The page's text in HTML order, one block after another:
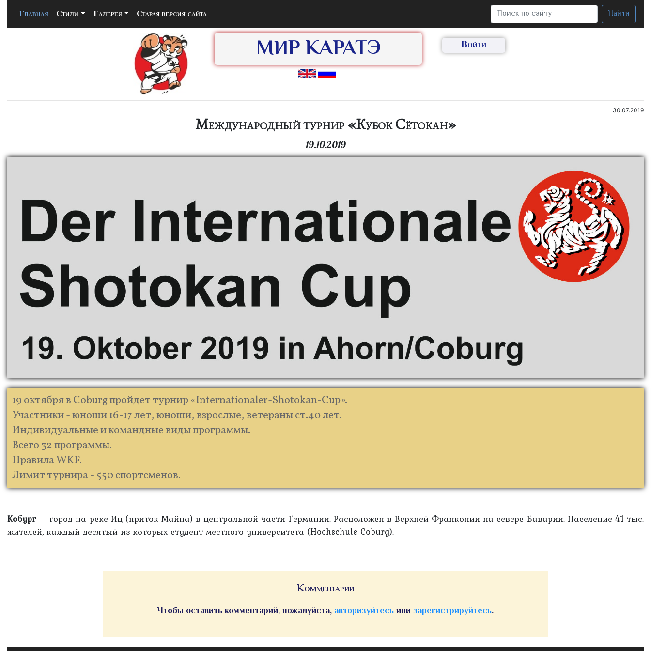
Главная (current)
Стили Галерея Старая версия сайта Найти
МИР КАРАТЭ Войти
30.07.2019
Международный турнир «Кубок Сётокан»
19.10.2019
19 октября в Coburg пройдет турнир «Internationaler-Shotokan-Cup».
Участники - юноши 16-17 лет, юноши, взрослые, ветераны ст.40 лет.
Индивидуальные и командные виды программы.
Всего 32 программы.
Правила WKF.
Лимит турнира - 550 спортсменов.
Кобург— город на реке Иц (приток Майна) в центральной части Германии. Расположен в Верхней Франконии на севере Баварии. Население 41 тыс.
жителей, каждый десятый из которых студент местного университета (Hochschule Coburg).
Комментарии
Чтобы оставить комментарий, пожалуйста, авторизуйтесьили зарегистрируйтесь.